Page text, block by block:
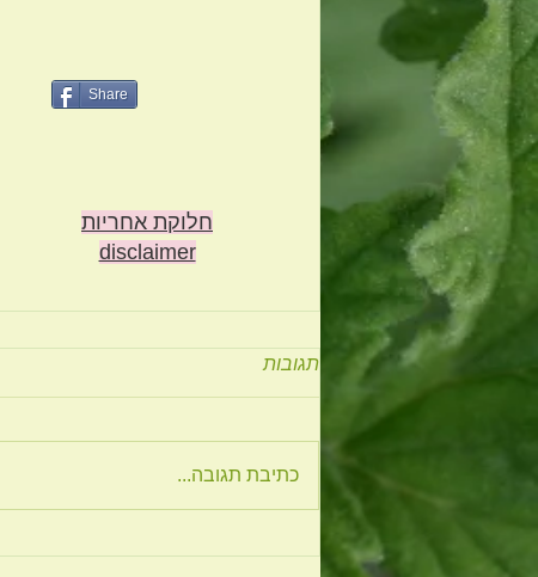
תגובות
כתיבת תגובה...
Share
חלוקת אחריות
disclaimer